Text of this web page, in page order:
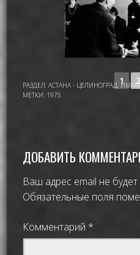
1 2
РАЗДЕЛ:АСТАНА - ЦЕЛИНОГРАД,
МЕТКИ: 1975
ДОБАВИТЬ
Ваш адрес email не
Обязательные поля
Комментарий *